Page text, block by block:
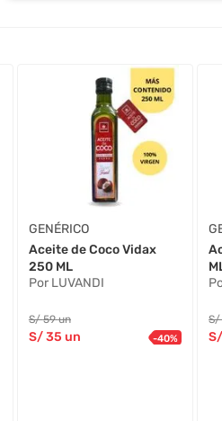
GENÉRICO
Aceite de Coco Vidax
250 ML
Por LUVANDI
S/59 un
S/35 un -40%